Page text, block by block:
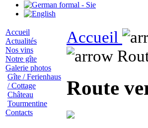
Accueil
Actualités
Nos vins
Notre gîte
Galerie photos
Gîte / Ferienhaus
/ Cottage
Château
Tourmentine
Contacts
Accueil
Route